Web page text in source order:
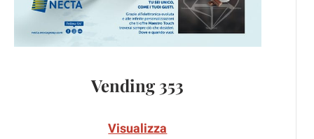
Vending 353
Visualizza